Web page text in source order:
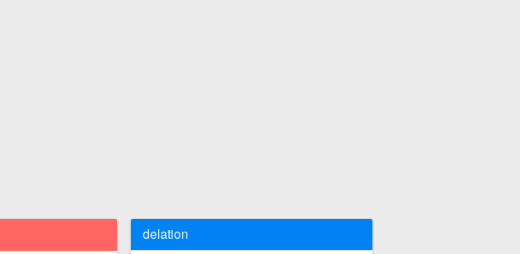
delation